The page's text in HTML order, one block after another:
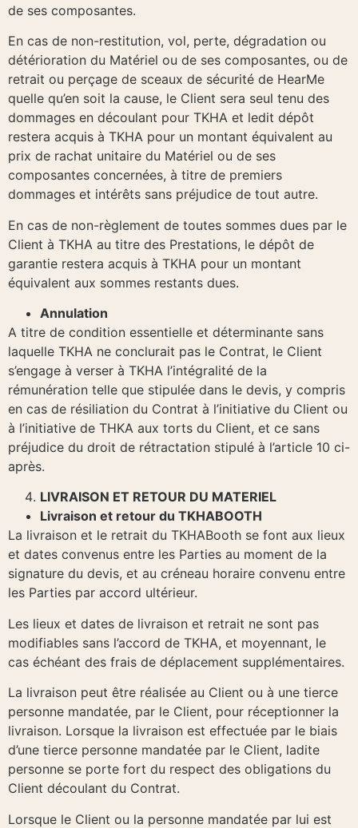
de ses composantes.
En cas de non-restitution, vol, perte, dégradation ou
détérioration du Matériel ou de ses composantes, ou de
retrait ou perçage de sceaux de sécurité de HearMe
quelle qu’en soit la cause, le Client sera seul tenu des
dommages en découlant pour TKHA et ledit dépôt
restera acquis à TKHA pour un montant équivalent au
prix de rachat unitaire du Matériel ou de ses
composantes concernées, à titre de premiers
dommages et intérêts sans préjudice de tout autre.
En cas de non-règlement de toutes sommes dues par le
Client à TKHA au titre des Prestations, le dépôt de
garantie restera acquis à TKHA pour un montant
équivalent aux sommes restants dues.
Annulation
A titre de condition essentielle et déterminante sans
laquelle TKHA ne conclurait pas le Contrat, le Client
s’engage à verser à TKHA l’intégralité de la
rémunération telle que stipulée dans le devis, y compris
en cas de résiliation du Contrat à l’initiative du Client ou
à l’initiative de THKA aux torts du Client, et ce sans
préjudice du droit de rétractation stipulé à l’article 10 ci-
après.
LIVRAISON ET RETOUR DU MATERIEL
Livraison et retour du TKHABOOTH
La livraison et le retrait du TKHABooth se font aux lieux
et dates convenus entre les Parties au moment de la
signature du devis, et au créneau horaire convenu entre
les Parties par accord ultérieur.
Les lieux et dates de livraison et retrait ne sont pas
modifiables sans l’accord de TKHA, et moyennant, le
cas échéant des frais de déplacement supplémentaires.
La livraison peut être réalisée au Client ou à une tierce
personne mandatée, par le Client, pour réceptionner la
livraison. Lorsque la livraison est effectuée par le biais
d’une tierce personne mandatée par le Client, ladite
personne se porte fort du respect des obligations du
Client découlant du Contrat.
Lorsque le Client ou la personne mandatée par lui est